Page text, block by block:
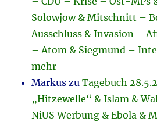
Solowjow & Mitschnitt –
Ausschluss & Invasion –
– Atom & Siegmund –
mehr
Markus zuTagebuch
„Hitzewelle“ & Islam &
NiUS Werbung & Ebola &